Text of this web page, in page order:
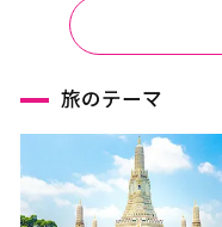
旅のテーマ